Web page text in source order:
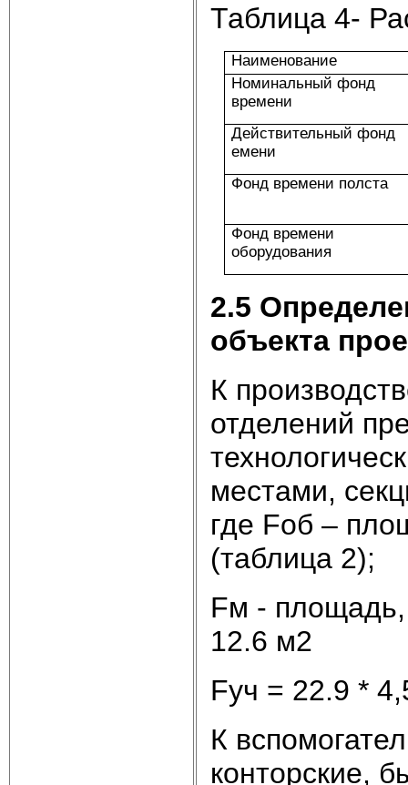
Таблица 4-
Наименование
Номинальный фонд
времени
Действительный фонд
емени
Фонд времени полста
Фонд времени
оборудования
2.5
объекта
К
отделений
местами,
где Fоб –
(таблица 2);
Fм -
12.6 м2
Fуч = 22.9 *
К
конторские,